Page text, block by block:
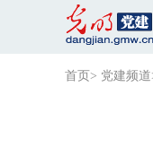
首页 > 党建频道